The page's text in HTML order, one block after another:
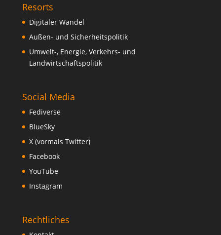
Resorts
Digitaler Wandel
Außen- und Sicherheitspolitik
Umwelt-, Energie, Verkehrs- und
Landwirtschaftspolitik
Social Media
Fediverse
BlueSky
X (vormals Twitter)
Facebook
YouTube
Instagram
Rechtliches